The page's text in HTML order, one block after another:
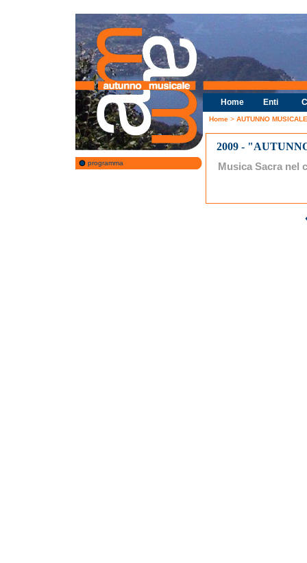
programma
Home Enti
Home > AUTUNNO
2009 -
Musica Sacra nel